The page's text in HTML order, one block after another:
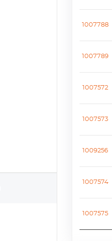
1007788
1007789
1007572
1007573
1009256
1007574
1007575